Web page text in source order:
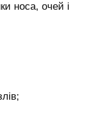
носа, очей і